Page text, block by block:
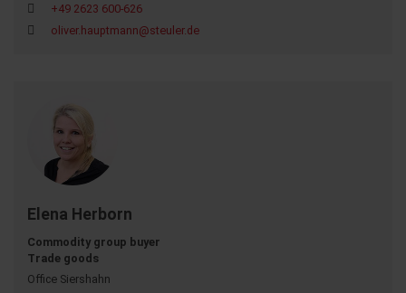
+49 2623 600-626
oliver.hauptmann@steuler.de
Elena Herborn
Commodity group buyer
Trade goods
Office Siershahn